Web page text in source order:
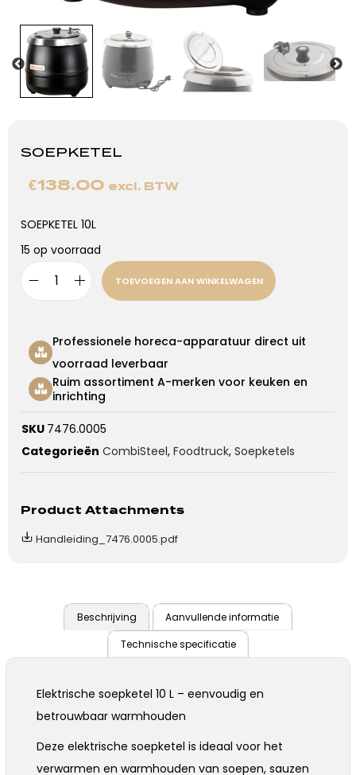
SOEPKETEL
€138.00 excl. BTW
SOEPKETEL 10L
15 op voorraad
TOEVOEGEN AAN WINKELWAGEN
Professionele horeca-apparatuur direct uit
voorraad leverbaar
Ruim assortiment A-merken voor keuken en
inrichting
SKU 7476.0005
Categorieën CombiSteel, Foodtruck, Soepketels
Product Attachments
Handleiding_7476.0005.pdf
Beschrijving Aanvullende informatie
Technische specificatie
Elektrische soepketel 10 L – eenvoudig en
betrouwbaar warmhouden
Deze elektrische soepketel is ideaal voor het
verwarmen en warmhouden van soepen, sauzen